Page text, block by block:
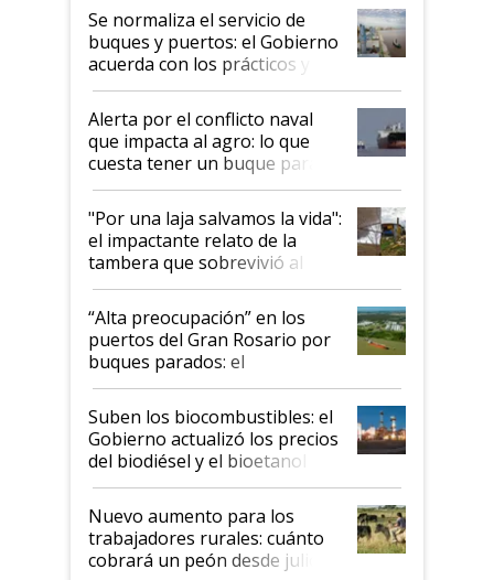
Se normaliza el servicio de
buques y puertos: el Gobierno
acuerda con los prácticos y
suspende el decreto de
desregulación
Alerta por el conflicto naval
que impacta al agro: lo que
cuesta tener un buque parado
y el peligro de que Argentina
pase a ser "país sucio"
"Por una laja salvamos la vida":
el impactante relato de la
tambera que sobrevivió al
tornado
“Alta preocupación” en los
puertos del Gran Rosario por
buques parados: el
funcionamiento de las
exportadoras en tensión tras
la medida de fuerza de los
prácticos
Suben los biocombustibles: el
Gobierno actualizó los precios
del biodiésel y el bioetanol
Nuevo aumento para los
trabajadores rurales: cuánto
cobrará un peón desde julio